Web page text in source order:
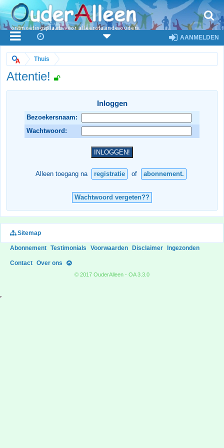
AANMELDEN
Thuis
Attentie!
Inloggen
Bezoekersnaam:
Wachtwoord:
Alleen toegang na registratie of abonnement.
Wachtwoord vergeten??
Sitemap
Abonnement Testimonials Voorwaarden Disclaimer Ingezonden
Contact Over ons
© 2017 OuderAlleen - OA 3.3.0